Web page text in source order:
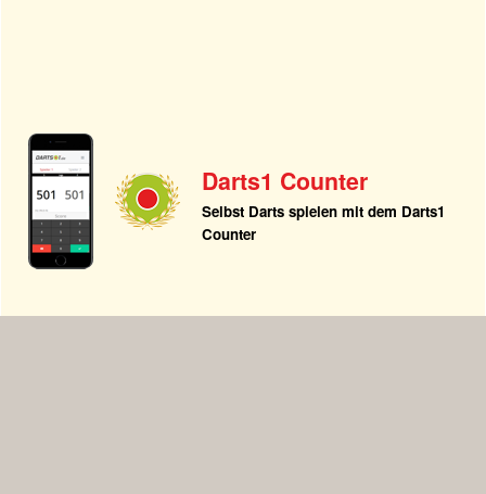
Darts1 Counter
Selbst Darts spielen mit dem Darts1
Counter